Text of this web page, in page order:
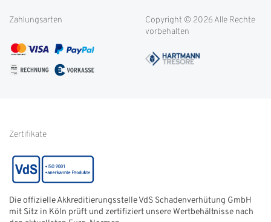
Weitere Themen
Kontakt
Service international
FAQ
Cookie-Einstellungen
AGB
Impressum
Batterieentsorgung
Zahlungsarten
Copyright © 2026 Alle Rechte
vorbehalten
Zertifikate
Die offizielle Akkreditierungsstelle VdS Schadenverhütung GmbH
mit Sitz in Köln prüft und zertifiziert unsere Wertbehältnisse nach